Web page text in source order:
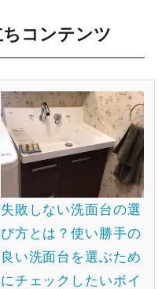
コンテンツ
失敗しない洗面台の選
び方とは？使い勝手の
良い洗面台を選ぶため
にチェックしたいポイ